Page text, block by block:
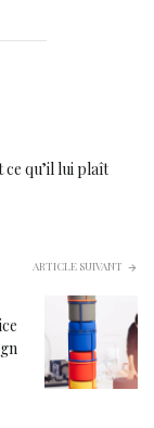
ce qu’il lui plaît
ARTICLE SUIVANT